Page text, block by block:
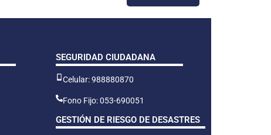
SEGURIDAD CIUDADANA
Celular: 988880870
Fono Fijo: 053-690051
GESTIÓN DE RIESGO DE DESASTRES